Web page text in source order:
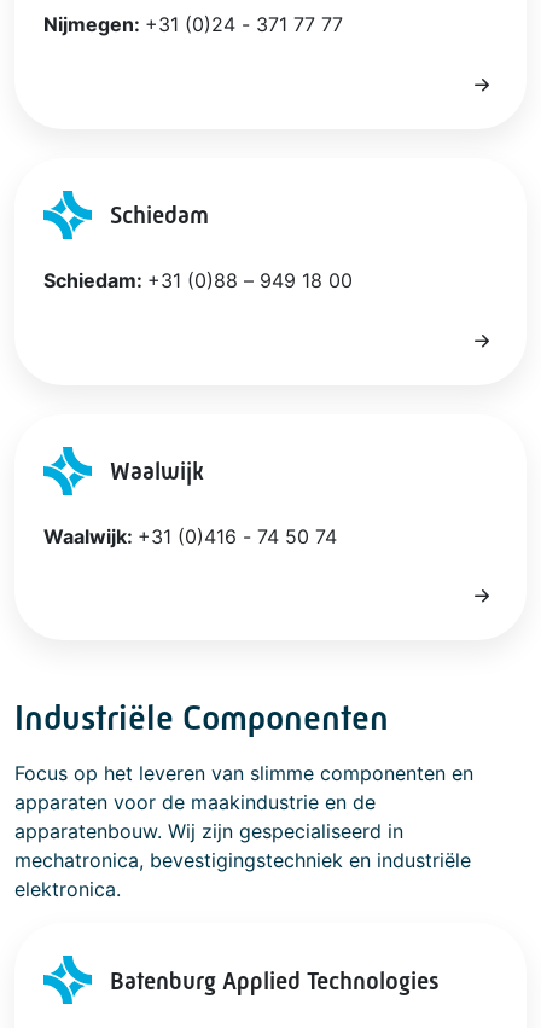
Nijmegen: +31 (0)24 - 371 77 77
Schiedam
Schiedam: +31 (0)88 – 949 18 00
Waalwijk
Waalwijk: +31 (0)416 - 74 50 74
Industriële Componenten
Focus op het leveren van slimme componenten en
apparaten voor de maakindustrie en de
apparatenbouw. Wij zijn gespecialiseerd in
mechatronica, bevestigingstechniek en industriële
elektronica.
Batenburg Applied Technologies